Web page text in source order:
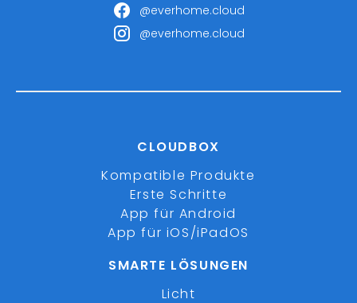
@everhome.cloud
@everhome.cloud
CLOUDBOX
Kompatible Produkte
Erste Schritte
App für Android
App für iOS/iPadOS
SMARTE LÖSUNGEN
Licht